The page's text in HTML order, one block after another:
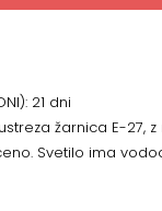
21 dni
žarnica E-27, z
Svetilo ima